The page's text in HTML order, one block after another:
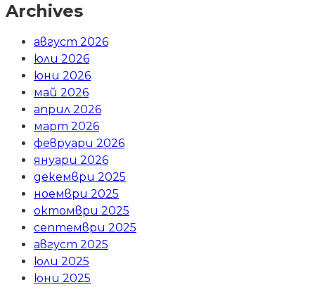
Archives
август 2026
юли 2026
юни 2026
май 2026
април 2026
март 2026
февруари 2026
януари 2026
декември 2025
ноември 2025
октомври 2025
септември 2025
август 2025
юли 2025
юни 2025